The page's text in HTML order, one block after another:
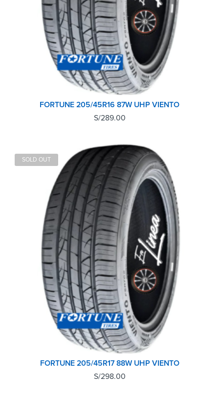
FORTUNE 205/45R16 87W UHP VIENTO
S/289.00
SOLD OUT
FORTUNE 205/45R17 88W UHP VIENTO
S/298.00